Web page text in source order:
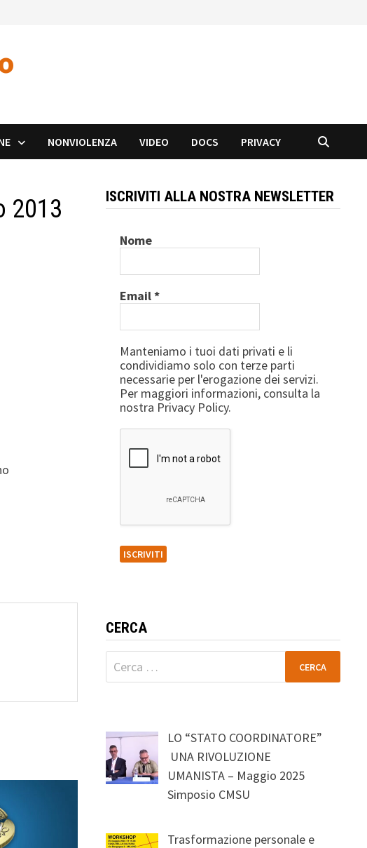
NONVIOLENZA VIDEO DOCS PRIVACY
2013
ISCRIVITI ALLA NOSTRA NEWSLETTER
Nome
Email*
Manteniamo i tuoi dati privati e li
condividiamo solo con terze parti
necessarie per l'erogazione dei servizi.
Per maggiori informazioni, consulta la
nostra Privacy Policy.
CERCA
Ricerca
per:
LO “STATO COORDINATORE”
UNA RIVOLUZIONE
UMANISTA – Maggio 2025
Simposio CMSU
Trasformazione personale e